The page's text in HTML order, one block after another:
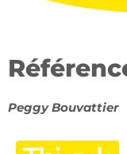
Peggy Bouvattier